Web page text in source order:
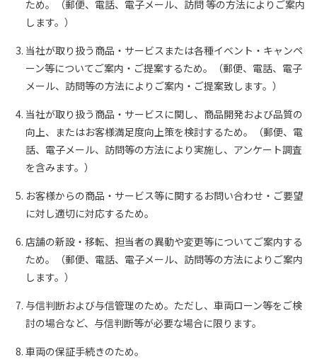
ため。（郵便、電話、電子メール、訪問 等の方法によりご案内
します。）
当社が取り扱う商品・サービスまたは各種イベント・キャンペ
ーン等についてご案内・ご提案するため。（郵便、電話、電子
メール、訪問等の方法によりご案内・ご提案致します。）
当社が取り扱う商品・サービスに関し、商品開発および品質の
向上、またはお客様満足度向上策を検討するため。（郵便、電
話、電子メール、訪問等の方法により実施し、アンケート調査
を含みます。）
お客様からの商品・サービス等に関するお問い合わせ・ご要望
に対し適切に対応するため。
店舗の新設・移転、担当者の異動や変更等についてご案内する
ため。（郵便、電話、電子メール、訪問等の方法によりご案内
します。）
与信判断および与信管理のため。ただし、車両ローン等をご検
討の場合など、与信判断等が必要な場合に限ります。
車両の保証手続きのため。